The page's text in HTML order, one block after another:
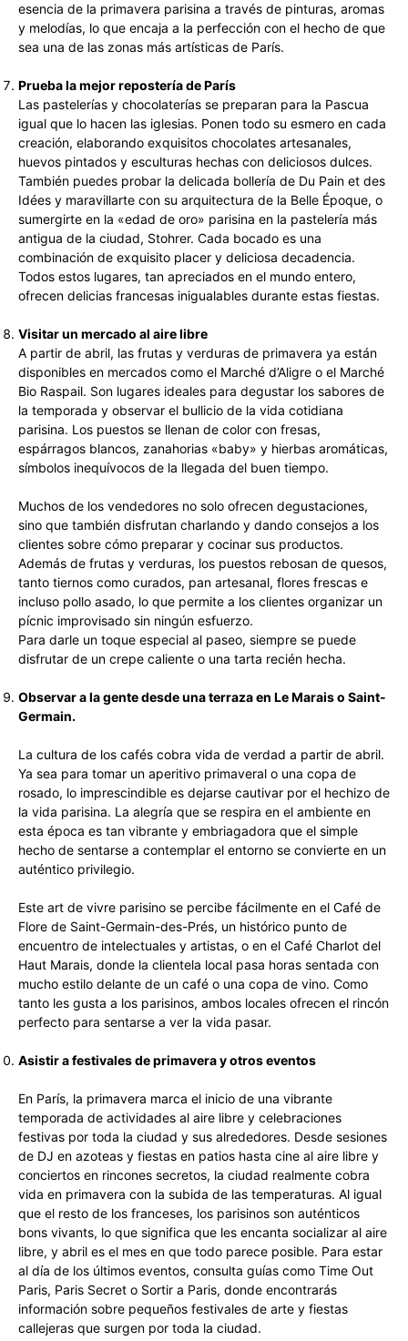
esencia de la primavera parisina a través de pinturas, aromas
y melodías, lo que encaja a la perfección con el hecho de que
sea una de las zonas más artísticas de París.
Prueba la mejor repostería de París
Las pastelerías y chocolaterías se preparan para la Pascua
igual que lo hacen las iglesias. Ponen todo su esmero en cada
creación, elaborando exquisitos chocolates artesanales,
huevos pintados y esculturas hechas con deliciosos dulces.
También puedes probar la delicada bollería de Du Pain et des
Idées y maravillarte con su arquitectura de la Belle Époque, o
sumergirte en la «edad de oro» parisina en la pastelería más
antigua de la ciudad, Stohrer. Cada bocado es una
combinación de exquisito placer y deliciosa decadencia.
Todos estos lugares, tan apreciados en el mundo entero,
ofrecen delicias francesas inigualables durante estas fiestas.
Visitar un mercado al aire libre
A partir de abril, las frutas y verduras de primavera ya están
disponibles en mercados como el Marché d’Aligre o el Marché
Bio Raspail. Son lugares ideales para degustar los sabores de
la temporada y observar el bullicio de la vida cotidiana
parisina. Los puestos se llenan de color con fresas,
espárragos blancos, zanahorias «baby» y hierbas aromáticas,
símbolos inequívocos de la llegada del buen tiempo.
Muchos de los vendedores no solo ofrecen degustaciones,
sino que también disfrutan charlando y dando consejos a los
clientes sobre cómo preparar y cocinar sus productos.
Además de frutas y verduras, los puestos rebosan de quesos,
tanto tiernos como curados, pan artesanal, flores frescas e
incluso pollo asado, lo que permite a los clientes organizar un
pícnic improvisado sin ningún esfuerzo.
Para darle un toque especial al paseo, siempre se puede
disfrutar de un crepe caliente o una tarta recién hecha.
Observar a la gente desde una terraza en Le Marais o Saint-
Germain.
La cultura de los cafés cobra vida de verdad a partir de abril.
Ya sea para tomar un aperitivo primaveral o una copa de
rosado, lo imprescindible es dejarse cautivar por el hechizo de
la vida parisina. La alegría que se respira en el ambiente en
esta época es tan vibrante y embriagadora que el simple
hecho de sentarse a contemplar el entorno se convierte en un
auténtico privilegio.
Este art de vivre parisino se percibe fácilmente en el Café de
Flore de Saint-Germain-des-Prés, un histórico punto de
encuentro de intelectuales y artistas, o en el Café Charlot del
Haut Marais, donde la clientela local pasa horas sentada con
mucho estilo delante de un café o una copa de vino. Como
tanto les gusta a los parisinos, ambos locales ofrecen el rincón
perfecto para sentarse a ver la vida pasar.
Asistir a festivales de primavera y otros eventos
En París, la primavera marca el inicio de una vibrante
temporada de actividades al aire libre y celebraciones
festivas por toda la ciudad y sus alrededores. Desde sesiones
de DJ en azoteas y fiestas en patios hasta cine al aire libre y
conciertos en rincones secretos, la ciudad realmente cobra
vida en primavera con la subida de las temperaturas. Al igual
que el resto de los franceses, los parisinos son auténticos
bons vivants, lo que significa que les encanta socializar al aire
libre, y abril es el mes en que todo parece posible. Para estar
al día de los últimos eventos, consulta guías como Time Out
Paris, Paris Secret o Sortir a Paris, donde encontrarás
información sobre pequeños festivales de arte y fiestas
callejeras que surgen por toda la ciudad.